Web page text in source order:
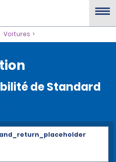
Voitures
de Standard